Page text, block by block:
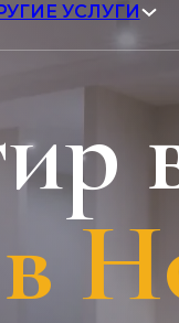
УСЛУГИ
в